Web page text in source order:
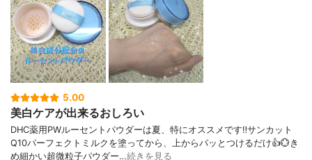
5.00
美白ケアが出来るおしろい
DHC薬用PWルーセントパウダーは夏、特にオススメです‼️サンカット
Q10パーフェクトミルクを塗ってから、上からパッとつけるだけ👍️💮き
め細かい超微粒子パウダー…続きを見る